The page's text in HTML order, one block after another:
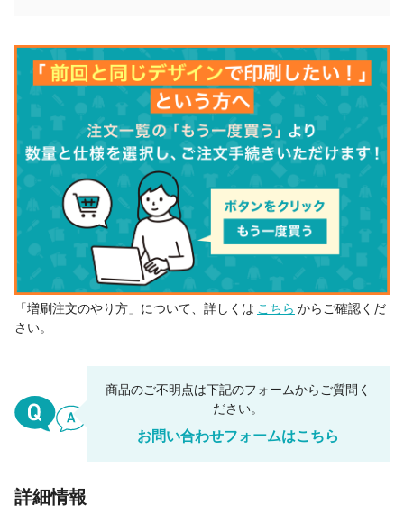
「増刷注文のやり方」について、詳しくは こちら からご確認くだ
さい。
商品のご不明点は下記のフォームからご質問く
ださい。
お問い合わせフォームはこちら
詳細情報